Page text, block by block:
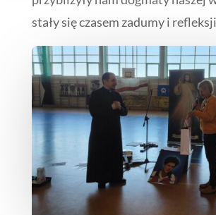
stały się czasem zadumy i